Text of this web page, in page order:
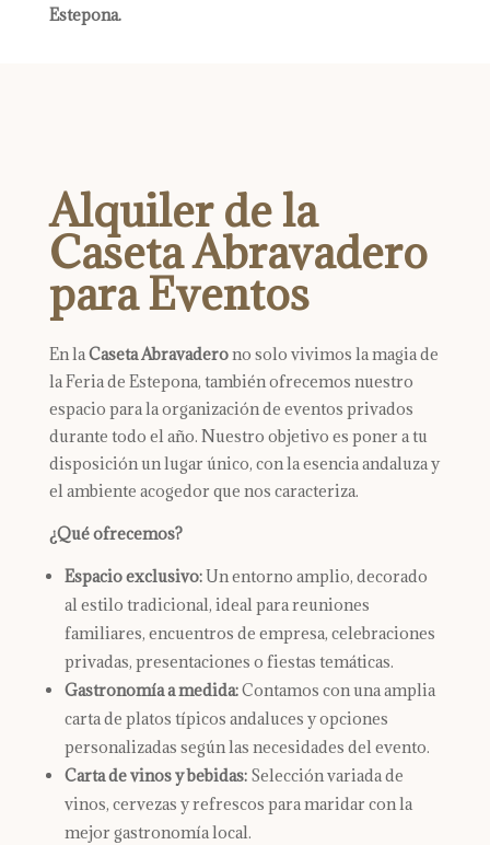
Estepona.
Alquiler de la
Caseta Abravadero
para Eventos
En laCaseta Abravaderono solo vivimos la magia de
la Feria de Estepona, también ofrecemos nuestro
espacio para la organización de eventos privados
durante todo el año. Nuestro objetivo es poner a tu
disposición un lugar único, con la esencia andaluza y
el ambiente acogedor que nos caracteriza.
¿Qué ofrecemos?
Espacio exclusivo:Un entorno amplio, decorado
al estilo tradicional, ideal para reuniones
familiares, encuentros de empresa, celebraciones
privadas, presentaciones o fiestas temáticas.
Gastronomía a medida:Contamos con una amplia
carta de platos típicos andaluces y opciones
personalizadas según las necesidades del evento.
Carta de vinos y bebidas:Selección variada de
vinos, cervezas y refrescos para maridar con la
mejor gastronomía local.